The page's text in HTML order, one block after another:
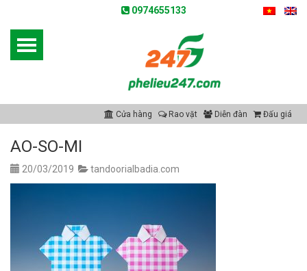
0974655133
Cửa hàng Rao vặt Diễn đàn Đấu giá
AO-SO-MI
20/03/2019 tandoorialbadia.com